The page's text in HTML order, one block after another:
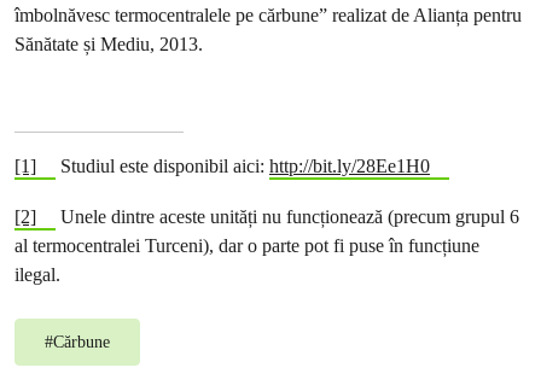
îmbolnăvesc termocentralele pe cărbune” realizat de Alianța pentru
Sănătate și Mediu, 2013.
[1] Studiul este disponibil aici: http://bit.ly/28Ee1H0
[2]
Unele dintre aceste unități nu funcționează (precum grupul 6
al termocentralei Turceni), dar o parte pot fi puse în funcțiune
ilegal.
#Cărbune